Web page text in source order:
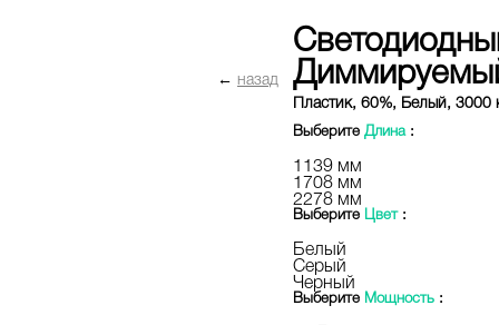
← назад
Пластик, 60%, Белый, 3000
Выберите Длина :
1139 мм
1708 мм
2278 мм
Выберите Цвет :
Белый
Серый
Черный
Выберите Мощность :